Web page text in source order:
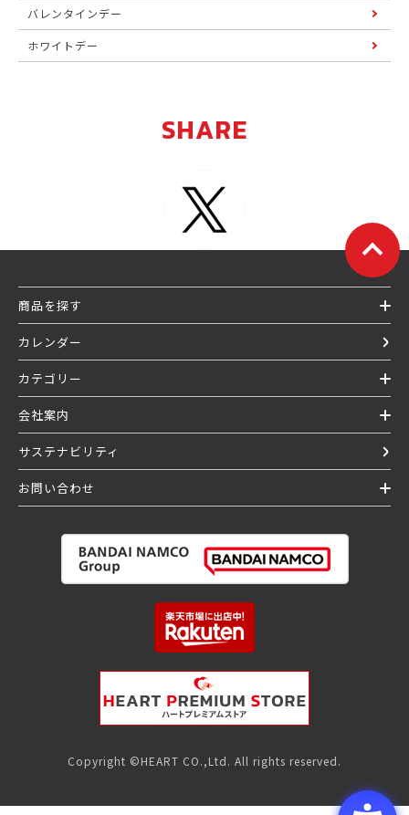
バレンタインデー
ホワイトデー
SHARE
商品を探す
カレンダー
カテゴリー
会社案内
サステナビリティ
お問い合わせ
Copyright ©HEART CO.,Ltd. All rights reserved.